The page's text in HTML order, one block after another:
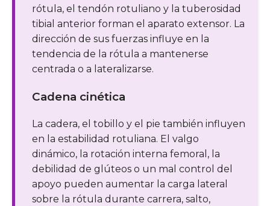
rótula, el tendón rotuliano y la tuberosidad
tibial anterior forman el aparato extensor. La
dirección de sus fuerzas influye en la
tendencia de la rótula a mantenerse
centrada o a lateralizarse.
Cadena cinética
La cadera, el tobillo y el pie también influyen
en la estabilidad rotuliana. El valgo
dinámico, la rotación interna femoral, la
debilidad de glúteos o un mal control del
apoyo pueden aumentar la carga lateral
sobre la rótula durante carrera, salto,